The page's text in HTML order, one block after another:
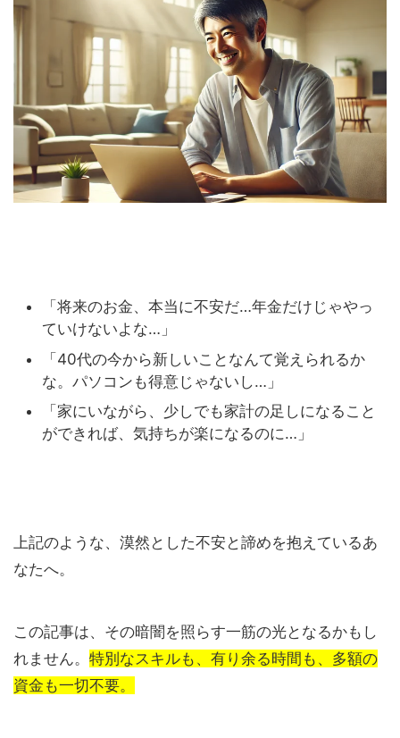
「将来のお金、本当に不安だ…年金だけじゃやっ
ていけないよな…」
「40代の今から新しいことなんて覚えられるか
な。パソコンも得意じゃないし…」
「家にいながら、少しでも家計の足しになること
ができれば、気持ちが楽になるのに…」
上記のような、漠然とした不安と諦めを抱えているあ
なたへ。
この記事は、その暗闇を照らす一筋の光となるかもし
れません。 特別なスキルも、有り余る時間も、多額の
資金も一切不要。